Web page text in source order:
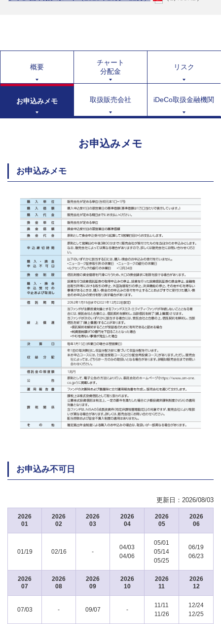
概要
チャート
分配金
リスク
お申込みメモ 取扱販売会社 iDeCo取扱金融機関
お申込みメモ
お申込みメモ
お申込み不可日
更新日： 2026/08/03
2026
01
2026
02
2026
03
2026
04
2026
05
2026
06
01/19 02/16 -
04/03
04/06
05/01
05/14
05/25
06/19
06/23
2026
07
2026
08
2026
09
2026
10
2026
11
2026
12
07/03 - 09/07 -
11/11
11/26
12/24
12/25